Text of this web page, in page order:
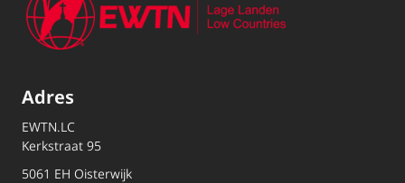
Adres
EWTN.LC
Kerkstraat 95
5061 EH Oisterwijk